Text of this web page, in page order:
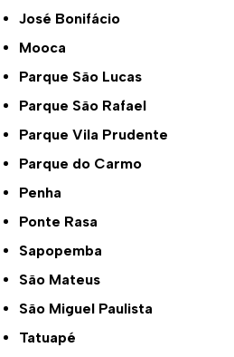
José Bonifácio
Mooca
Parque São Lucas
Parque São Rafael
Parque Vila Prudente
Parque do Carmo
Penha
Ponte Rasa
Sapopemba
São Mateus
São Miguel Paulista
Tatuapé